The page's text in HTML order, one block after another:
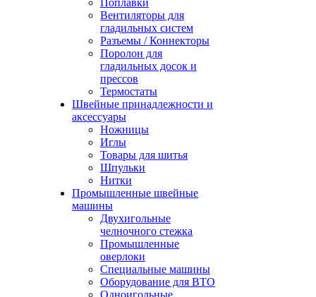
Поплавки
Вентиляторы для
гладильных систем
Разъемы / Коннекторы
Поролон для
гладильных досок и
прессов
Термостаты
Швейные принадлежности и
аксессуары
Ножницы
Иглы
Товары для шитья
Шпульки
Нитки
Промышленные швейные
машины
Двухигольные
челночного стежка
Промышленные
оверлоки
Специальные машины
Оборудование для ВТО
Одноигольные